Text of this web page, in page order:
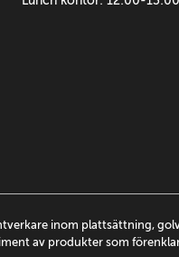
inom plattsättning,
av produkter som